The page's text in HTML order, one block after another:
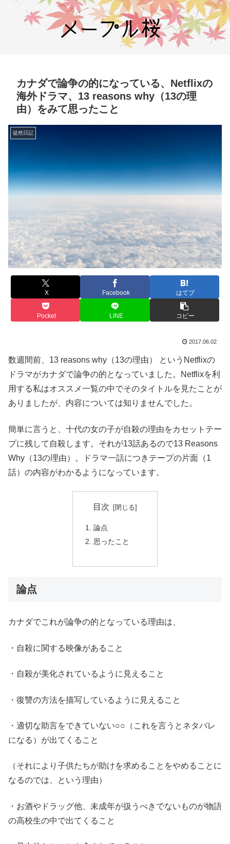
カナダで論争の的になっている、Netflixの
海外ドラマ、13 reasons why（13の理
由）をみて思ったこと
徒然日記
X Facebook はてブ
Pocket LINE コピー
2017.06.02
数週間前、13 reasons why（13の理由） というNetflixの
ドラマがカナダで論争の的となっていました。Netflixを利
用する私はオススメ一覧の中でそのタイトルを見たことが
ありましたが、内容については知りませんでした。
簡単に言うと、十代の女の子が自殺の理由をカセットテー
プに残して自殺します。それが13話あるので13 Reasons
Why（13の理由）。ドラマ一話につきテープの片面（1
話）の内容がわかるようになっています。
目次
論点
思ったこと
論点
カナダでこれが論争の的となっている理由は、
・自殺に関する映像があること
・自殺が美化されているように見えること
・復讐の方法を描写しているように見えること
・適切な助言をできていない○○（これを言うとネタバレ
になる）が出てくること
（それにより子供たちが助けを求めることをやめることに
なるのでは、という理由）
・お酒やドラッグ他、未成年が扱うべきでないものが物語
の高校生の中で出てくること